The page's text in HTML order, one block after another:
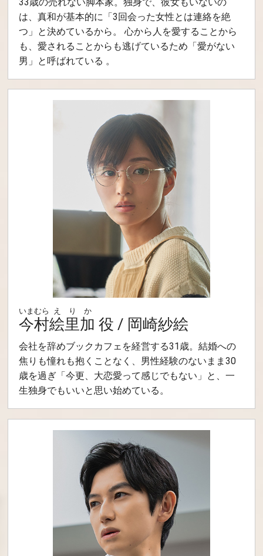
は、真和が基本的に「3回会った女性とは連絡を絶
つ」と決めているから。 心から人を愛することから
も、愛されることからも逃げているため「愛がない
男」と呼ばれている 。
今村
いまむら
絵里加
えりか
役 / 岡崎紗絵
会社を辞めブックカフェを経営する31歳。結婚への
焦りも憧れも抱くことなく、男性経験のないまま30
歳を過ぎ「今更、大恋愛って感じでもない」と、一
生独身でもいいと思い始めている。